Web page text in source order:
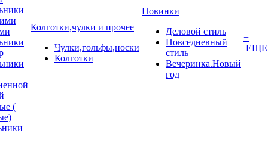
(
Колготки,чулки и прочее
Чулки,гольфы,носки
Колготки
Новинки
Деловой стиль
Повседневный
стиль
Вечеринка.Новый
год
+
ЕЩЕ